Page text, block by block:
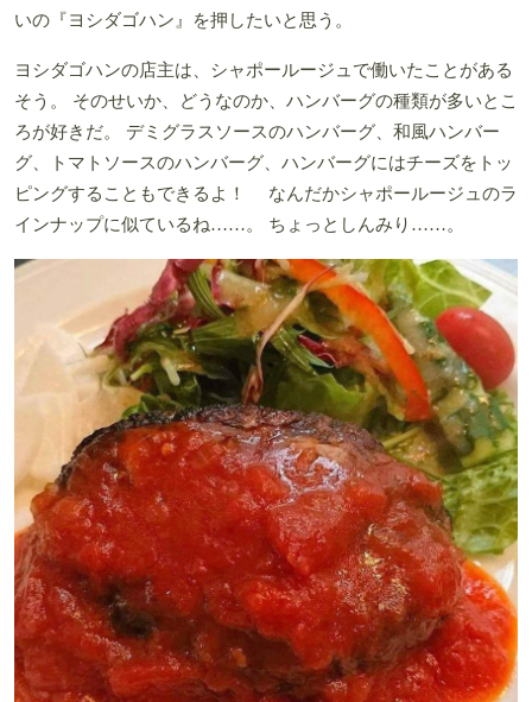
いの『ヨシダゴハン』を押したいと思う。
ヨシダゴハンの店主は、シャポールージュで働いたことがある
そう。 そのせいか、どうなのか、ハンバーグの種類が多いとこ
ろが好きだ。 デミグラスソースのハンバーグ、和風ハンバー
グ、トマトソースのハンバーグ、ハンバーグにはチーズをトッ
ピングすることもできるよ！ なんだかシャポールージュのラ
インナップに似ているね……。 ちょっとしんみり……。